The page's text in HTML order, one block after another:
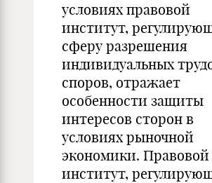
условиях правовой
институт,
сферу разрешения
индивидуальных
споров, отражает
особенности защиты
интересов сторон в
условиях рыночной
экономики. Правовой
институт,